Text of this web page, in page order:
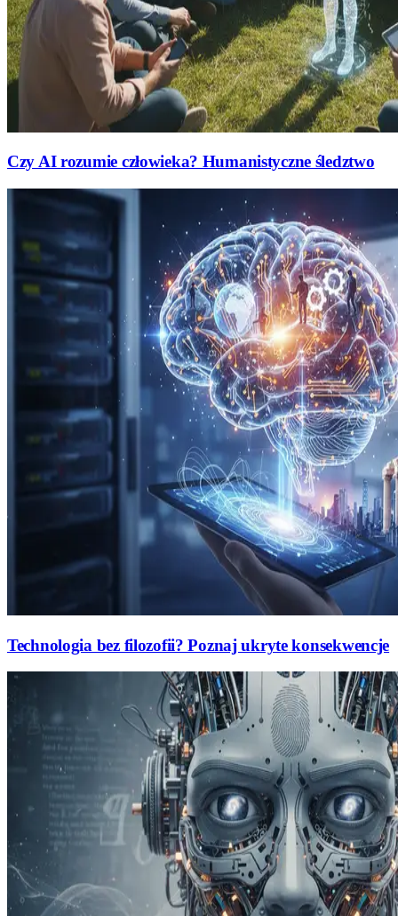
Czy AI rozumie człowieka? Humanistyczne śledztwo
Technologia bez filozofii? Poznaj ukryte konsekwencje